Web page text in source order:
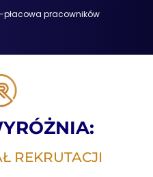
płacowa pracowników
REKRUTACJI